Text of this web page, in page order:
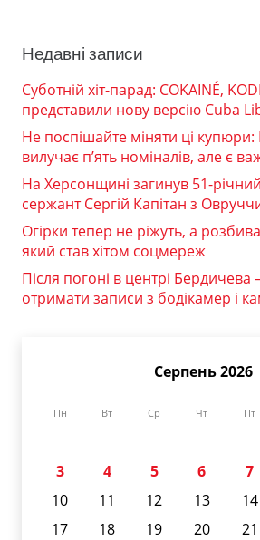
Недавні записи
Суботній хіт-парад: COKAINÉ,
представили нову версію Cuba
Не поспішайте міняти ці
вилучає п’ять номіналів, але є
На Херсонщині загинув 51-
сержант Сергій Капітан з
Огірки тепер не ріжуть, а
який став хітом соцмереж
Після погоні в центрі
отримати записи з бодікамер і
Серпень 2026
Пн Вт Ср Чт Пт
3
4 5 6 7
10
11 12 13 14
17
18 19 20 21